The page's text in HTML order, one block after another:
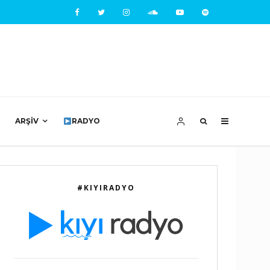
ARŞIV RADYO
#KIYIRADYO